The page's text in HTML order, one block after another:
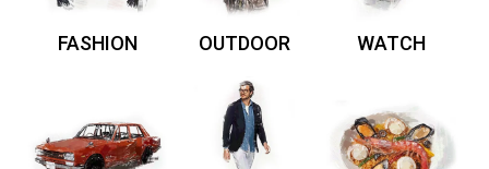
FASHION OUTDOOR WATCH